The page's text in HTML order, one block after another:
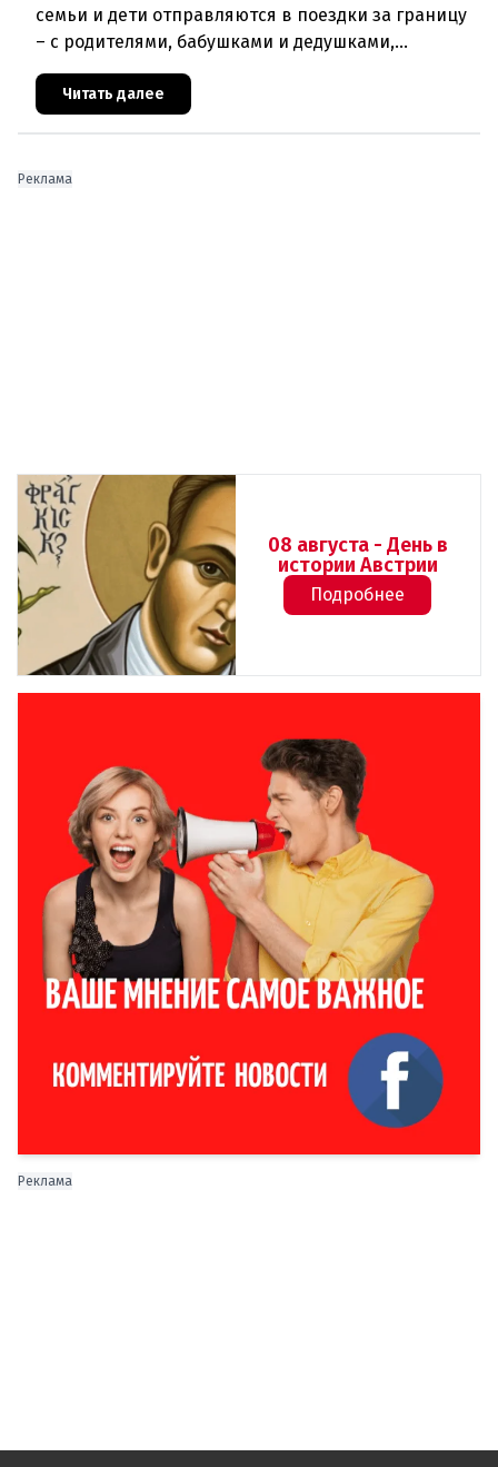
семьи и дети отправляются в поездки за границу
– с родителями, бабушками и дедушками,
Австрийская нотариальная
Читать далее
Реклама
08 августа - День в
истории Австрии
Подробнее
Реклама